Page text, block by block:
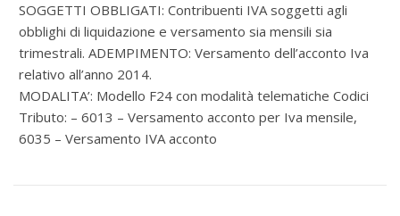
SOGGETTI OBBLIGATI: Contribuenti IVA soggetti agli
obblighi di liquidazione e versamento sia mensili sia
trimestrali. ADEMPIMENTO: Versamento dell’acconto Iva
relativo all’anno 2014.
MODALITA’: Modello F24 con modalità telematiche Codici
Tributo: – 6013 – Versamento acconto per Iva mensile,
6035 – Versamento IVA acconto